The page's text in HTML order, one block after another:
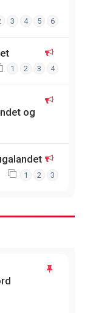
3 4 5 6
1 2 3 4
og
1 2 3